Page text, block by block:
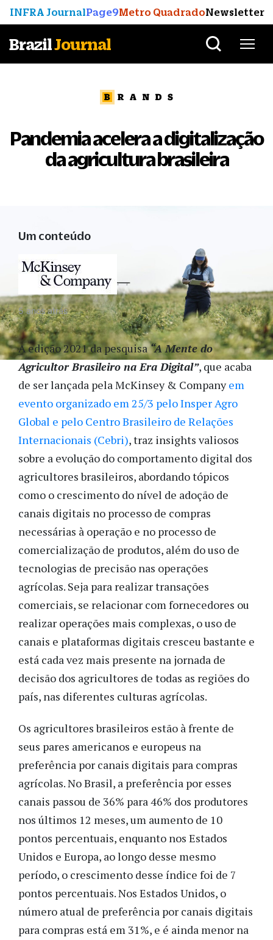
INFRA JournalPage9Metro QuadradoNewsletter
BrazilJournal
Pandemia acelera a digitalização
da agricultura brasileira
Um conteúdo
5 anos atrás
A edição 2021 da pesquisa“A Mente do
Agricultor Brasileiro na Era Digital”, que acaba
de ser lançada pela McKinsey & Companyem
evento organizado em 25/3 pelo Insper Agro
Global e pelo Centro Brasileiro de Relações
Internacionais (Cebri), traz insights valiosos
sobre a evolução do comportamento digital dos
agricultores brasileiros, abordando tópicos
como o crescimento do nível de adoção de
canais digitais no processo de compras
necessárias à operação e no processo de
comercialização de produtos, além do uso de
tecnologias de precisão nas operações
agrícolas. Seja para realizar transações
comerciais, se relacionar com fornecedores ou
realizar operações mais complexas, o uso de
canais e plataformas digitais cresceu bastante e
está cada vez mais presente na jornada de
decisão dos agricultores de todas as regiões do
país, nas diferentes culturas agrícolas.
Os agricultores brasileiros estão à frente de
seus pares americanos e europeus na
preferência por canais digitais para compras
agrícolas. No Brasil, a preferência por esses
canais passou de 36% para 46% dos produtores
nos últimos 12 meses, um aumento de 10
pontos percentuais, enquanto nos Estados
Unidos e Europa, ao longo desse mesmo
período, o crescimento desse índice foi de 7
pontos percentuais. Nos Estados Unidos, o
número atual de preferência por canais digitais
para compras está em 31%, e é ainda menor na